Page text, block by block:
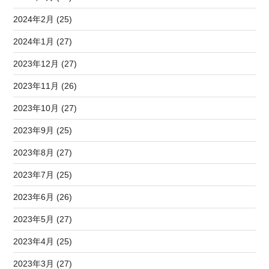
2024年2月 (25)
2024年1月 (27)
2023年12月 (27)
2023年11月 (26)
2023年10月 (27)
2023年9月 (25)
2023年8月 (27)
2023年7月 (25)
2023年6月 (26)
2023年5月 (27)
2023年4月 (25)
2023年3月 (27)